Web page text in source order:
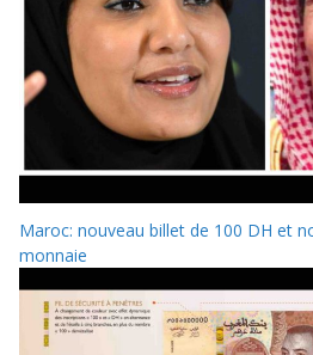
Maroc: nouveau billet de 100 DH et
monnaie